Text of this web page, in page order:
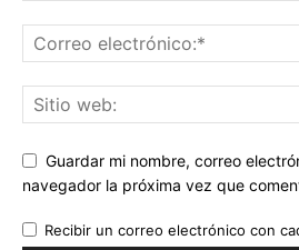
Guardar mi nombre, correo
navegador la próxima vez que
Recibir un correo electrónico con